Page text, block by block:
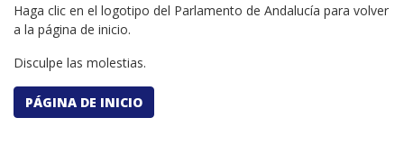
Haga clic en el logotipo del Parlamento de Andalucía para volver
a la página de inicio.
Disculpe las molestias.
PÁGINA DE INICIO